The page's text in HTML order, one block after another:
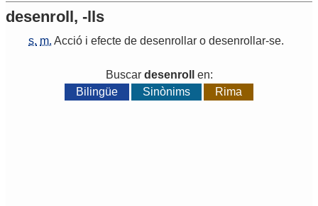
desenroll, -lls
s. m. Acció i efecte de desenrollar o desenrollar-se.
Buscar desenroll
en:
Bilingüe
Sinònims Rima